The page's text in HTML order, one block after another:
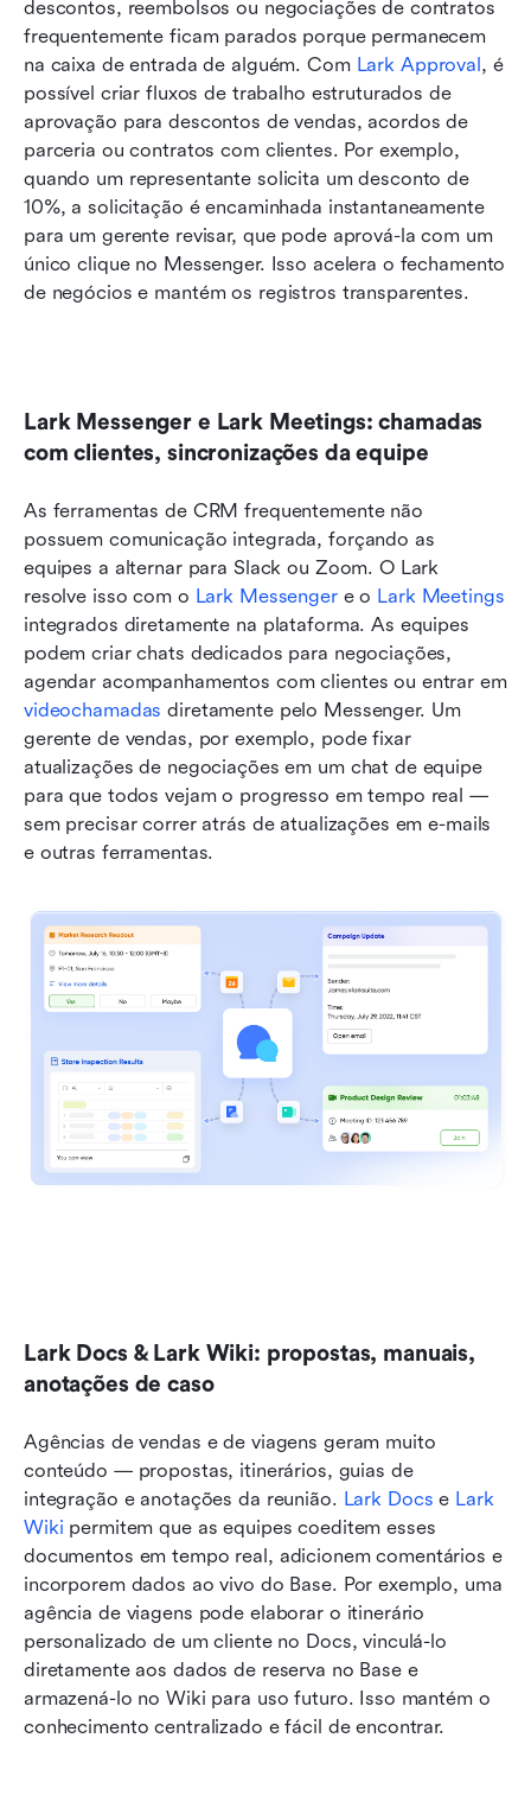
descontos, reembolsos ou negociações de contratos
frequentemente ficam parados porque permanecem
na caixa de entrada de alguém. Com Lark Approval, é
possível criar fluxos de trabalho estruturados de
aprovação para descontos de vendas, acordos de
parceria ou contratos com clientes. Por exemplo,
quando um representante solicita um desconto de
10%, a solicitação é encaminhada instantaneamente
para um gerente revisar, que pode aprová-la com um
único clique no Messenger. Isso acelera o fechamento
de negócios e mantém os registros transparentes.
Lark Messenger e Lark Meetings: chamadas
com clientes, sincronizações da equipe
As ferramentas de CRM frequentemente não
possuem comunicação integrada, forçando as
equipes a alternar para Slack ou Zoom. O Lark
resolve isso com o Lark Messenger e o Lark Meetings
integrados diretamente na plataforma. As equipes
podem criar chats dedicados para negociações,
agendar acompanhamentos com clientes ou entrar em
videochamadas diretamente pelo Messenger. Um
gerente de vendas, por exemplo, pode fixar
atualizações de negociações em um chat de equipe
para que todos vejam o progresso em tempo real —
sem precisar correr atrás de atualizações em e-mails
e outras ferramentas.
Lark Docs & Lark Wiki: propostas, manuais,
anotações de caso
Agências de vendas e de viagens geram muito
conteúdo — propostas, itinerários, guias de
integração e anotações da reunião. Lark Docs e Lark
Wiki permitem que as equipes coeditem esses
documentos em tempo real, adicionem comentários e
incorporem dados ao vivo do Base. Por exemplo, uma
agência de viagens pode elaborar o itinerário
personalizado de um cliente no Docs, vinculá-lo
diretamente aos dados de reserva no Base e
armazená-lo no Wiki para uso futuro. Isso mantém o
conhecimento centralizado e fácil de encontrar.